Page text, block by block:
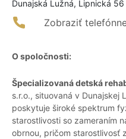
Dunajská Lužná, Lipnická 56
Zobraziť
O spoločnosti:
Špecializovaná detská
s.r.o., situovaná v Dunajskej
poskytuje široké spektrum
starostlivosti so zameraním
obrnou, pričom starostlivosť